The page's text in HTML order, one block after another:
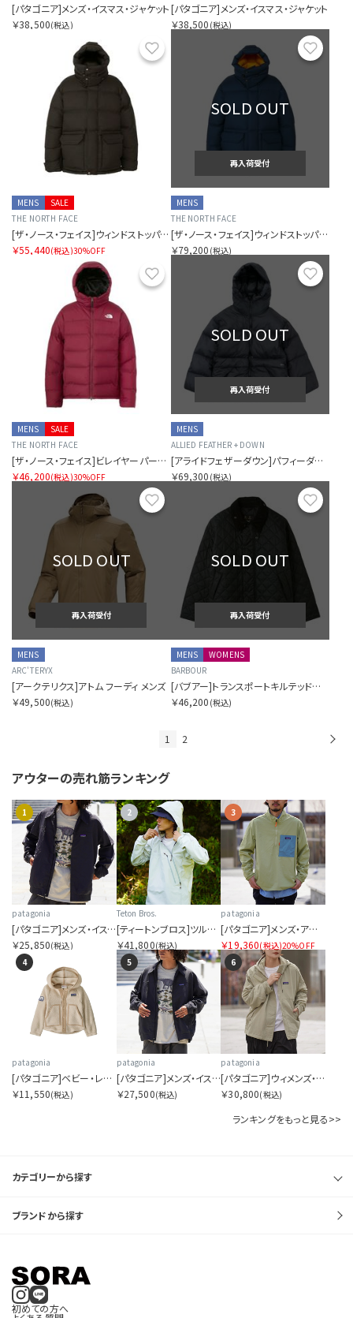
[パタゴニア]メンズ・イスマス・ジャケット
￥38,500(税込)
[パタゴニア]メンズ・イスマス・ジャケット
￥38,500 (税込)
お気に入り
SALE
MENS
THE NORTH FACE
[ザ・ノース・フェイス]ウィンドストッパーブルックスレンジライトパーカ（ユニセックス）
￥55,440(税込)30%OFF
SOLD OUT
再入荷受付
MENS
THE NORTH FACE
[ザ・ノース・フェイス]ウィンドストッパーブルックスレンジライトパーカ（ユニセックス）
￥79,200 (税込)
お気に入り
SALE
MENS
THE NORTH FACE
[ザ・ノース・フェイス]ビレイヤーパーカ（ユニセックス）
￥46,200(税込)30%OFF
SOLD OUT
再入荷受付
MENS
ALLIED FEATHER + DOWN
[アライドフェザーダウン]パフィーダウンジャケット SR別注
￥69,300 (税込)
お気に入り
SOLD OUT
再入荷受付
MENS
ARC'TERYX
[アークテリクス]アトム フーディ メンズ
￥49,500(税込)
SOLD OUT
再入荷受付
MENS
WOMENS
BARBOUR
[バブアー]トランスポートキルテッドジャケット（オーバーサイズフィット）
￥46,200 (税込)
1 2
アウターの売れ筋ランキング
1
patagonia
[パタゴニア]メンズ・イスマス・アンラインド・ジャケット
￥25,850(税込)
2
Teton Bros.
[ティートンブロス]ツルギ ライト ジャケット
￥41,800(税込)
3
patagonia
[パタゴニア]メンズ・アウトドア・エブリデー・マースピアル
￥19,360(税込)20%OFF
4
patagonia
[パタゴニア]ベビー・レトロ・パイル・ジャケット
￥11,550(税込)
5
patagonia
[パタゴニア]メンズ・イスマス・アンラインド・ジャケット
￥27,500(税込)
6
patagonia
[パタゴニア]ウィメンズ・スカイセイル・ジャケット
￥30,800(税込)
ランキングをもっと見る>>
カテゴリーから探す
ブランドから探す
初めての方へ